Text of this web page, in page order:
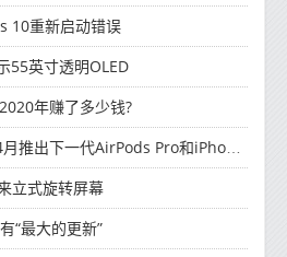
10重新启动错误
55英寸透明OLED
年赚了多少钱?
出下一代AirPods Pro和iPhone SE机型
立式旋转屏幕
“最大的更新”